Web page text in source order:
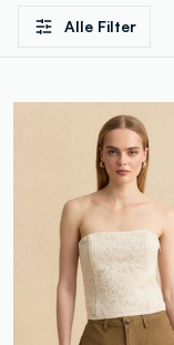
Alle Filter